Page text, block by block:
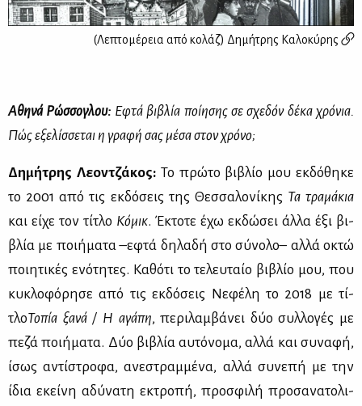
(Λεπτομέρεια από κολάζ) Δημήτρης Καλοκύρης
Αθη­νά Ρώσ­σο­γλου: Εφτά βι­βλία ποί­η­σης σε σχε­δόν δέ­κα χρό­νια.
Πώς εξε­λίσ­σε­ται η γρα­φή σας μέ­σα στον χρό­νο;
Δη­μή­τρης Λε­ον­τζά­κος: Το πρώ­το βι­βλίο μου εκ­δό­θη­κε
το 2001 από τις εκ­δό­σεις της Θεσ­σα­λο­νί­κης Τα τρα­μά­κια
και εί­χε τον τί­τλο Κό­μικ. Έκτο­τε έχω εκ­δώ­σει άλ­λα έξι βι­
βλία με ποι­ή­μα­τα –εφτά δη­λα­δή στο σύ­νο­λο– αλ­λά οκτώ
ποι­η­τι­κές ενό­τη­τες. Κα­θό­τι το τε­λευ­ταίο βι­βλίο μου, που
κυ­κλο­φό­ρη­σε από τις εκ­δό­σεις Νε­φέ­λη το 2018 με τί­
τλοΤο­πία ξα­νά / Η αγά­πη, πε­ρι­λαμ­βά­νει δύο συλ­λο­γές με
πε­ζά ποι­ή­μα­τα. Δύο βι­βλία αυ­τό­νο­μα, αλ­λά και συ­να­φή,
ίσως αντί­στρο­φα, ανε­στραμ­μέ­να, αλ­λά συ­νε­πή με την
ίδια εκεί­νη αδύ­να­τη εκτρο­πή, προ­σφι­λή προ­σα­να­το­λι­